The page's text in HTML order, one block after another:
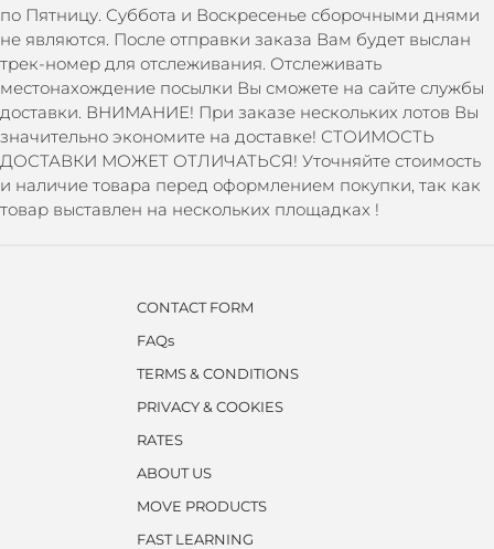
по Пятницу. Суббота и Воскресенье сборочными днями
не являются. После отправки заказа Вам будет выслан
трек-номер для отслеживания. Отслеживать
местонахождение посылки Вы сможете на сайте службы
доставки. ВНИМАНИЕ! При заказе нескольких лотов Вы
значительно экономите на доставке! СТОИМОСТЬ
ДОСТАВКИ МОЖЕТ ОТЛИЧАТЬСЯ! Уточняйте стоимость
и наличие товара перед оформлением покупки, так как
товар выставлен на нескольких площадках !
CONTACT FORM
FAQs
TERMS & CONDITIONS
PRIVACY & COOKIES
RATES
ABOUT US
MOVE PRODUCTS
FAST LEARNING